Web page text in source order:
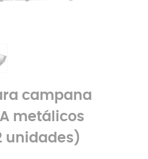
campana
metálicos
unidades)